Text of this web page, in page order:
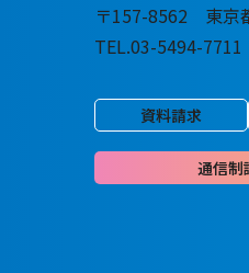
〒157-8562 東京
TEL.03-5494-
資料請求
通信制